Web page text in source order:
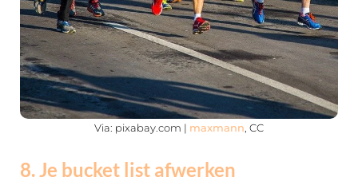
Via: pixabay.com | maxmann , CC
8. Je bucket list afwerken